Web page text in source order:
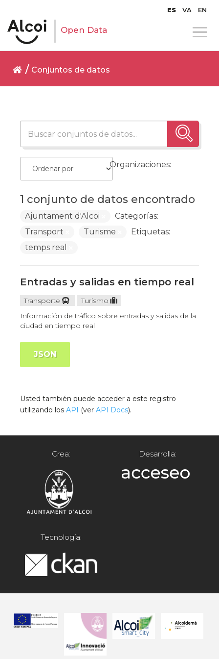
ES VA EN
Open Data
Conjuntos de datos
1 conjunto de datos encontrado
Organizaciones:
Ajuntament d'Alcoi
Categorías:
Transport
Turisme
Etiquetas:
temps real
Entradas y salidas en tiempo real
Transporte
Turismo
Información de tráfico sobre entradas y salidas de la
ciudad en tiempo real
JSON
Usted también puede acceder a este registro
utilizando losAPI (verAPI Docs).
Crea: Desarrolla:
Tecnología: